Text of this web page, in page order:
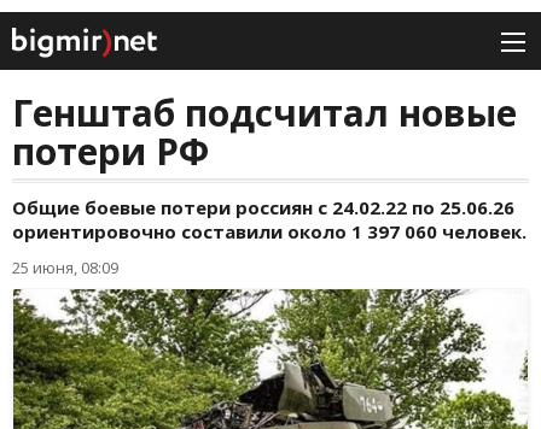
Генштаб подсчитал новые
потери РФ
Общие боевые потери россиян с 24.02.22 по 25.06.26
ориентировочно составили около 1 397 060 человек.
25 июня, 08:09